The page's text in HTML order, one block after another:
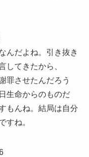
んだよね。引き抜き
してきたから、
罪させたんだろう
生命からのものだ
もんね。結局は自分
すね。